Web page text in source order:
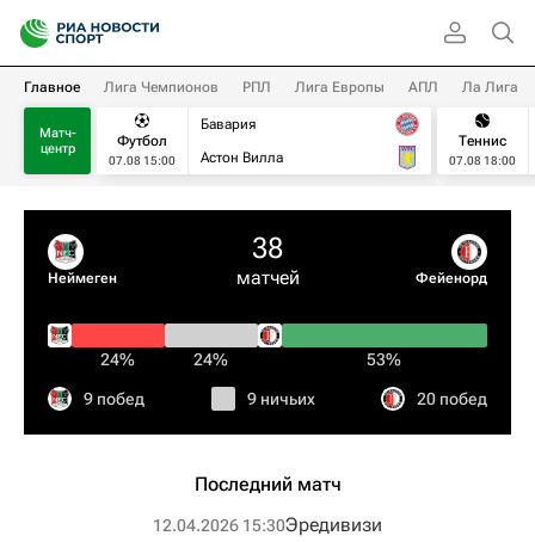
Главное Лига Чемпионов РПЛ Лига Европы АПЛ Ла Лига
Матч-
центр
Футбол
07.08 15:00
Бавария
Астон Вилла
Теннис
07.08 18:00
Неймеген
38
матчей Фейенорд
24% 24% 53%
9 побед 9 ничьих 20 побед
Последний матч
12.04.2026 15:30Эредивизи